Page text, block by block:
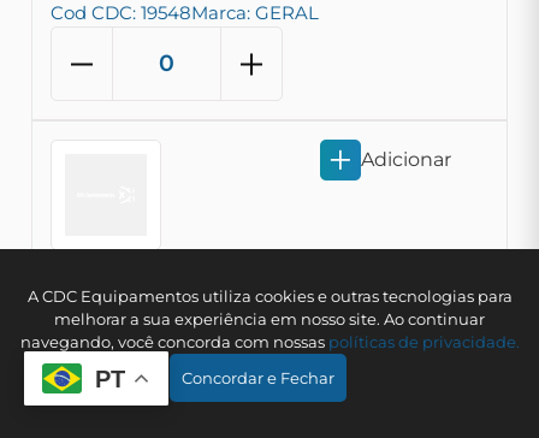
PT
Cod CDC: 19548Marca: GERAL
Cod CDC: 19785Marca: GERAL
Adicionar
A CDC Equipamentos utiliza cookies e outras tecnologias para
melhorar a sua experiência em nosso site. Ao continuar
navegando, você concorda com nossas polí­ticas de privacidade.
Concordar e Fechar